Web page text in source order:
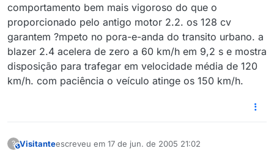
comportamento bem mais vigoroso do que o
proporcionado pelo antigo motor 2.2. os 128 cv
garantem ?mpeto no pora-e-anda do transito urbano. a
blazer 2.4 acelera de zero a 60 km/h em 9,2 s e mostra
disposição para trafegar em velocidade média de 120
km/h. com paciência o veículo atinge os 150 km/h.
?This user is from outside of this forum
Visitanteescreveu em 17 de jun. de 2005 21:02
última edição por